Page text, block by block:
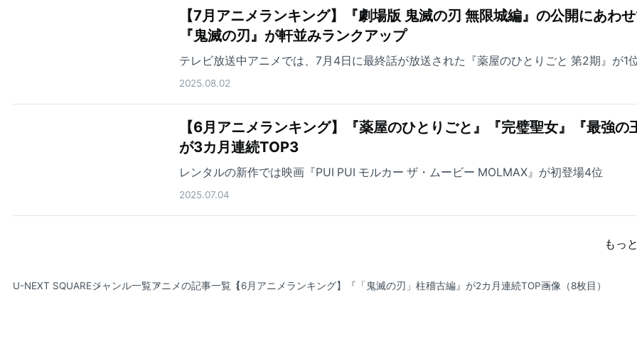
【7月アニメランキング】『劇場版 鬼滅の刃 無限城編』の公開にあわ
『鬼滅の刃』が軒並みランクアップ
テレビ放送中アニメでは、7月4日に最終話が放送された『薬屋のひとりごと 第2期』が1
2025.08.02
【6月アニメランキング】『薬屋のひとりごと』『完璧聖女』『最強の
が3カ月連続TOP3
レンタルの新作では映画『PUI PUI モルカー ザ・ムービー MOLMAX』が初登場4位
2025.07.04
もっ
U-NEXT SQUAREジャンル一覧アニメの記事一覧 【6月アニメランキング】『「鬼滅の刃」柱稽古編』が2カ月連続TOP画像（8枚目）